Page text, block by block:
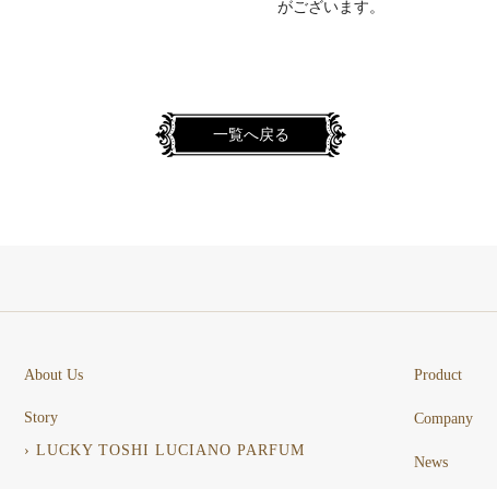
がございます。
一覧へ戻る
About Us
Story
› LUCKY TOSHI LUCIANO PARFUM
Product
Company
News